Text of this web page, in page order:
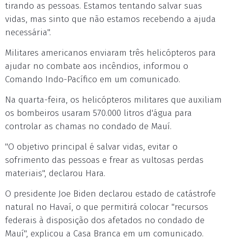
tirando as pessoas. Estamos tentando salvar suas
vidas, mas sinto que não estamos recebendo a ajuda
necessária".
Militares americanos enviaram três helicópteros para
ajudar no combate aos incêndios, informou o
Comando Indo-Pacífico em um comunicado.
Na quarta-feira, os helicópteros militares que auxiliam
os bombeiros usaram 570.000 litros d'água para
controlar as chamas no condado de Mauí.
"O objetivo principal é salvar vidas, evitar o
sofrimento das pessoas e frear as vultosas perdas
materiais", declarou Hara.
O presidente Joe Biden declarou estado de catástrofe
natural no Havaí, o que permitirá colocar "recursos
federais à disposição dos afetados no condado de
Mauí", explicou a Casa Branca em um comunicado.